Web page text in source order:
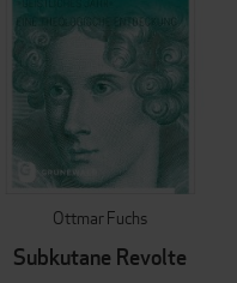
Ottmar Fuchs
Subkutane Revolte